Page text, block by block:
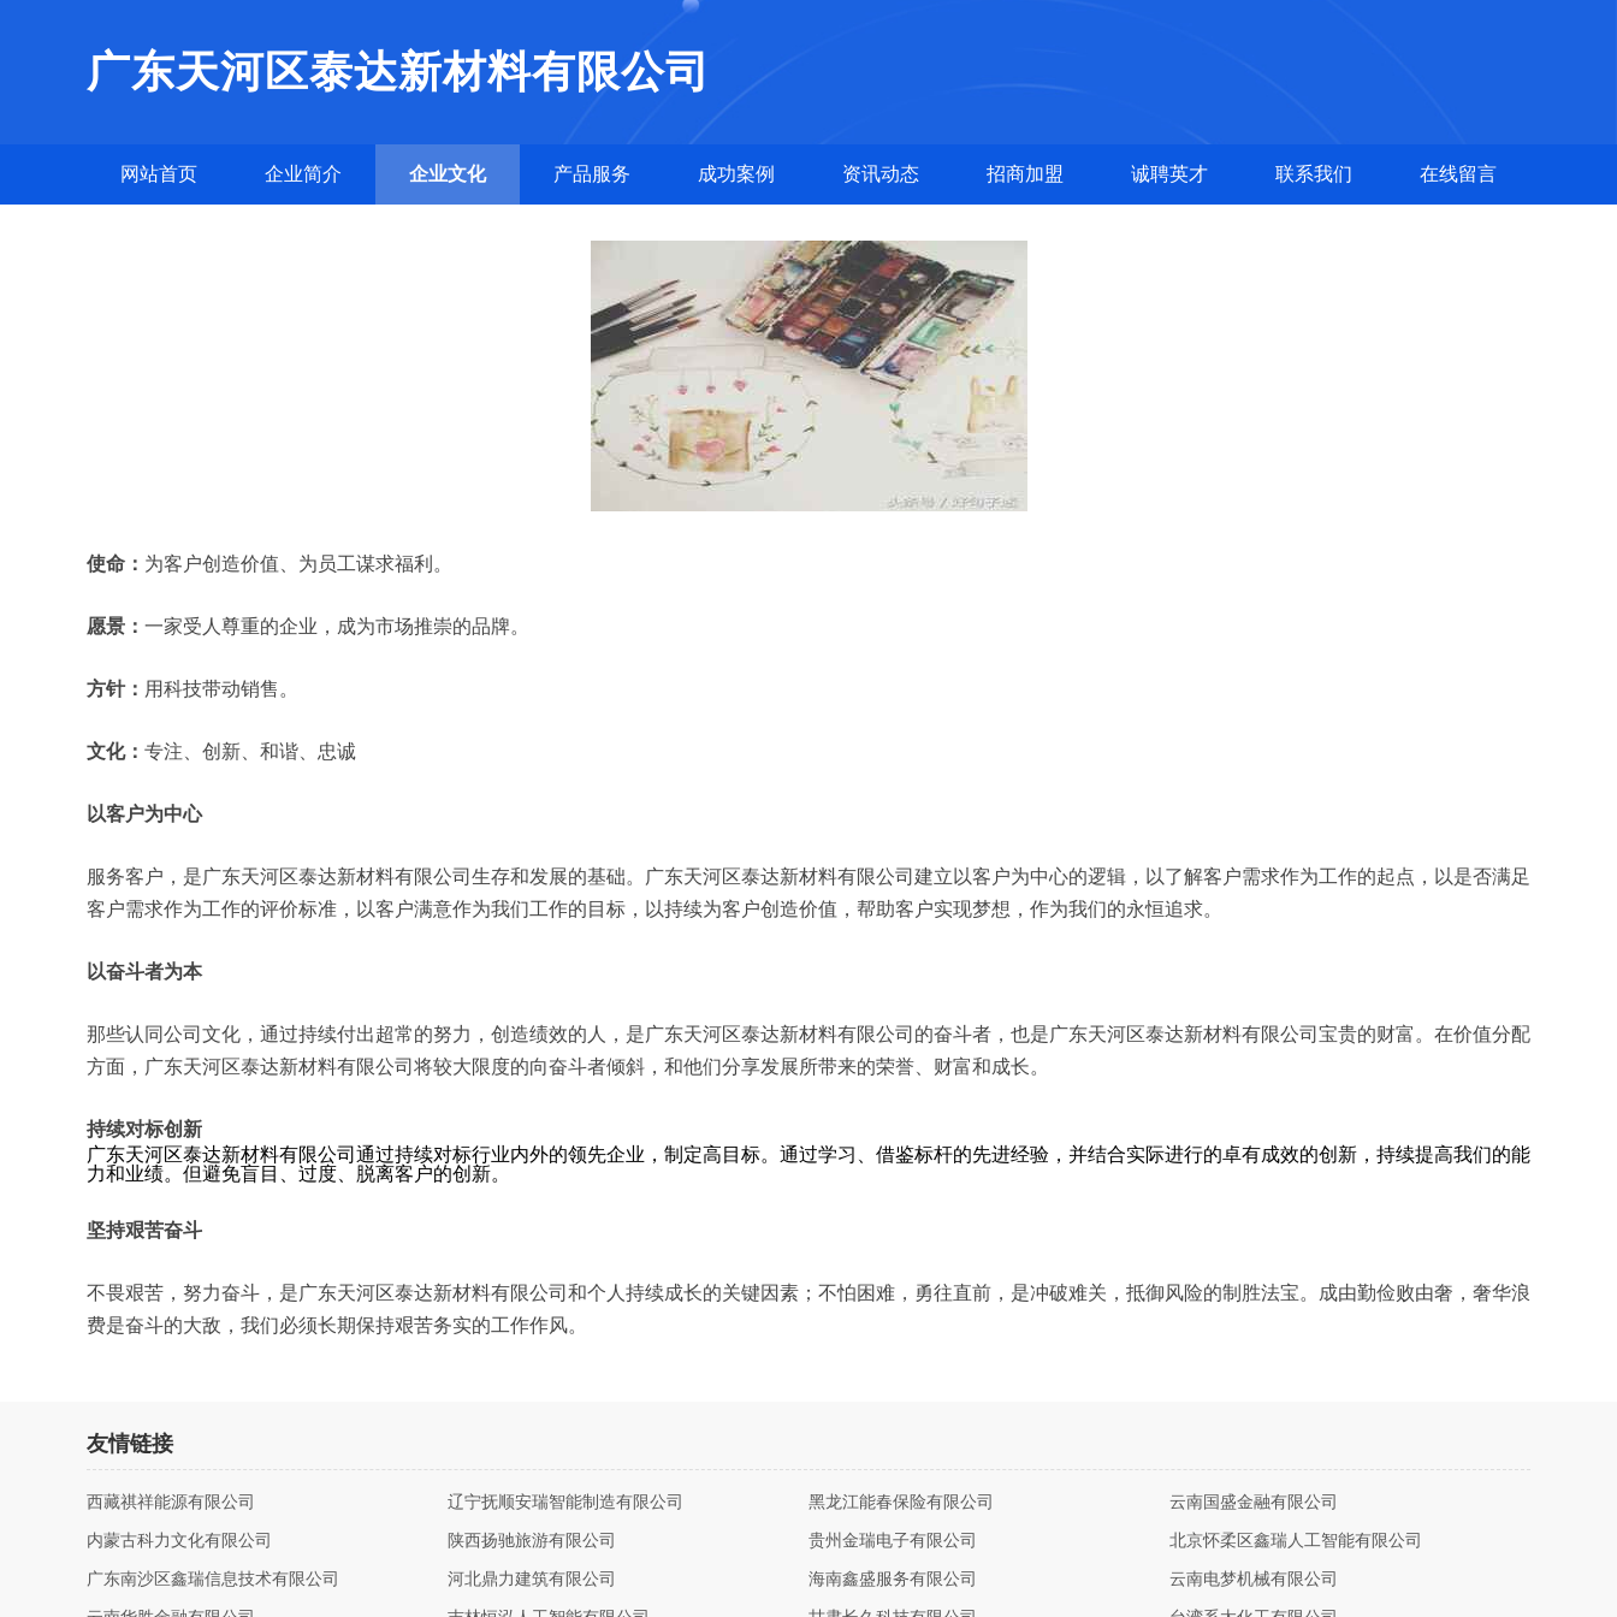
广东天河区泰达新材料有限公司
网站首页 企业简介 企业文化 产品服务 成功案例 资讯动态 招商加盟 诚聘英才 联系我们 在线留言
使命： 为客户创造价值、为员工谋求福利。
愿景： 一家受人尊重的企业，成为市场推崇的品牌。
方针： 用科技带动销售。
文化： 专注、创新、和谐、忠诚
以客户为中心
服务客户，是广东天河区泰达新材料有限公司生存和发展的基础。广东天河区泰达新材料有限公司建立以客户为中心的逻辑，以了解客户需求作为工作的起点，以是否满足
客户需求作为工作的评价标准，以客户满意作为我们工作的目标，以持续为客户创造价值，帮助客户实现梦想，作为我们的永恒追求。
以奋斗者为本
那些认同公司文化，通过持续付出超常的努力，创造绩效的人，是广东天河区泰达新材料有限公司的奋斗者，也是广东天河区泰达新材料有限公司宝贵的财富。在价值分配
方面，广东天河区泰达新材料有限公司将较大限度的向奋斗者倾斜，和他们分享发展所带来的荣誉、财富和成长。
持续对标创新
广东天河区泰达新材料有限公司通过持续对标行业内外的领先企业，制定高目标。通过学习、借鉴标杆的先进经验，并结合实际进行的卓有成效的创新，持续提高我们的能
力和业绩。但避免盲目、过度、脱离客户的创新。
坚持艰苦奋斗
不畏艰苦，努力奋斗，是广东天河区泰达新材料有限公司和个人持续成长的关键因素；不怕困难，勇往直前，是冲破难关，抵御风险的制胜法宝。成由勤俭败由奢，奢华浪
费是奋斗的大敌，我们必须长期保持艰苦务实的工作作风。
友情链接
西藏祺祥能源有限公司 辽宁抚顺安瑞智能制造有限公司 黑龙江能春保险有限公司 云南国盛金融有限公司
内蒙古科力文化有限公司 陕西扬驰旅游有限公司 贵州金瑞电子有限公司 北京怀柔区鑫瑞人工智能有限公司
广东南沙区鑫瑞信息技术有限公司 河北鼎力建筑有限公司 海南鑫盛服务有限公司 云南电梦机械有限公司